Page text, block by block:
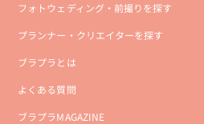
フォトウェディング・前撮りを探す
プランナー・クリエイターを探す
ブラプラとは
よくある質問
ブラプラMAGAZINE